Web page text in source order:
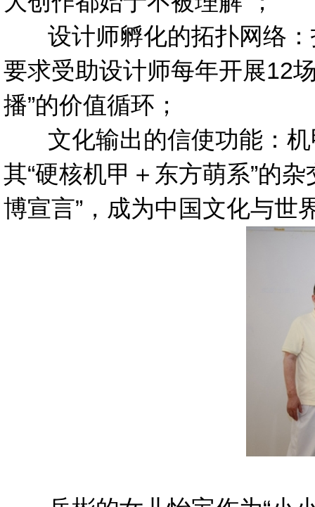
设计师孵化的拓扑网络：
要求受助设计师每年开展12
播”的价值循环；
文化输出的信使功能：机
其“硬核机甲＋东方萌系”的
博宣言”，成为中国文化与世